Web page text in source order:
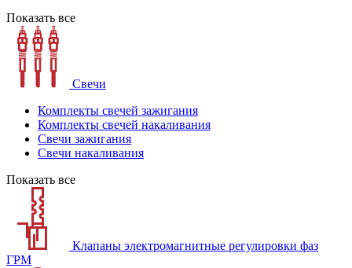
Показать все
Свечи
Комплекты свечей зажигания
Комплекты свечей накаливания
Свечи зажигания
Свечи накаливания
Показать все
Клапаны электромагнитные регулировки фаз
ГРМ